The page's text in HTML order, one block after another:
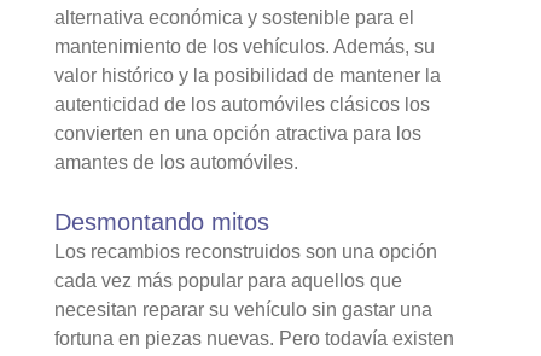
alternativa económica y sostenible para el
mantenimiento de los vehículos. Además, su
valor histórico y la posibilidad de mantener la
autenticidad de los automóviles clásicos los
convierten en una opción atractiva para los
amantes de los automóviles.
Desmontando mitos
Los recambios reconstruidos son una opción
cada vez más popular para aquellos que
necesitan reparar su vehículo sin gastar una
fortuna en piezas nuevas. Pero todavía existen